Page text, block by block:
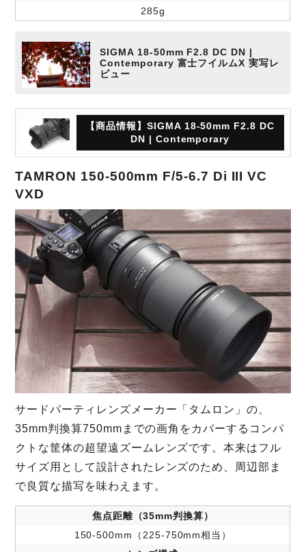
285g
SIGMA 18-50mm F2.8 DC DN |
Contemporary 富士フイルムX 実写レ
ビュー
【商品情報】SIGMA 18-50mm F2.8 DC
DN | Contemporary
TAMRON 150-500mm F/5-6.7 Di III VC
VXD
サードパーティレンズメーカー「タムロン」の、
35mm判換算750mmまでの画角をカバーするコンパ
クトな筐体の超望遠ズームレンズです。本来はフル
サイズ用として設計されたレンズのため、周辺部ま
で良質な描写を味わえます。
焦点距離（35mm判換算）
150-500mm（225-750mm相当）